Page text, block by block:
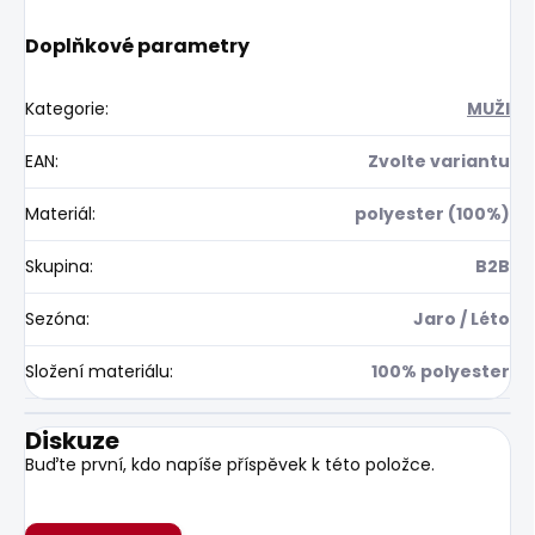
Doplňkové parametry
Kategorie: MUŽI
EAN: Zvolte variantu
Materiál: polyester (100%)
Skupina: B2B
Sezóna: Jaro / Léto
Složení materiálu: 100% polyester
Diskuze
Buďte první, kdo napíše příspěvek k této položce.